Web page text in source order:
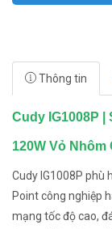
Thông tin
Cudy IG1008P |
120W Vỏ Nhôm
Cudy IG1008P phù
Point công nghiệp
mạng tốc độ cao,